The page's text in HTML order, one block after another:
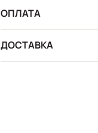
ОПЛАТА
ДОСТАВКА